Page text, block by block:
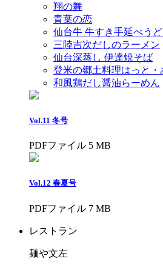
翔の舞
青葉の恋
仙台牛 牛すき手延べう
三陸吉次だしのラーメン
仙台深蒸し 伊達焼そば
登米の郷土料理はっと・
和風鶏だし醤油らーめん
Vol.11 冬号
PDFファイル 5 MB
Vol.12 春夏号
PDFファイル 7 MB
レストラン
麺や文左